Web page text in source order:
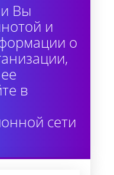
Вы
и
о
в
сети